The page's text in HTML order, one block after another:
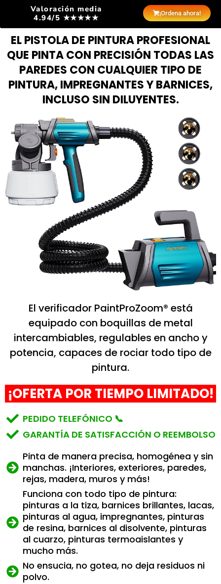
Valoración media
4.94/5 ★★★★★
¡Ordena ahora!
EL PISTOLA DE PINTURA PROFESIONAL
QUE PINTA CON PRECISIÓN TODAS LAS
PAREDES CON CUALQUIER TIPO DE
PINTURA, IMPREGNANTES Y BARNICES,
INCLUSO SIN DILUYENTES.
El verificador PaintProZoom® está
equipado con boquillas de metal
intercambiables, regulables en ancho y
potencia, capaces de rociar todo tipo de
pintura.
¡OFERTA POR TIEMPO LIMITADO!
PEDIDO TELEFÓNICO 📞
GARANTÍA DE SATISFACCIÓN O REEMBOLSO
Pinta de manera precisa, homogénea y sin
manchas. ¡Interiores, exteriores, paredes,
rejas, madera, muros y más!
Funciona con todo tipo de pintura:
pinturas a la tiza, barnices brillantes, lacas,
pinturas al agua, impregnantes, pinturas
de resina, barnices al disolvente, pinturas
al cuarzo, pinturas termoaislantes y
mucho más.
No ensucia, no gotea, no deja residuos ni
polvo.